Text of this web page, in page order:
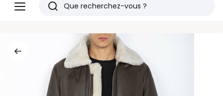
Menu
Redoute
Rechercher
articles